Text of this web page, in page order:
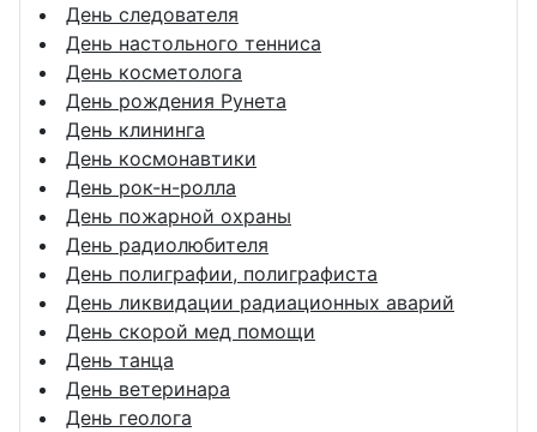
День следователя
День настольного тенниса
День косметолога
День рождения Рунета
День клининга
День космонавтики
День рок-н-ролла
День пожарной охраны
День радиолюбителя
День полиграфии, полиграфиста
День ликвидации радиационных аварий
День скорой мед помощи
День танца
День ветеринара
День геолога